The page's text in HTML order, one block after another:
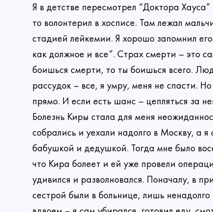
Я в детстве пересмотрел “Доктора
то волонтерил в хосписе. Там лежал
стадией лейкемии. Я хорошо запомнил
как должное и все”. Страх смерти – это
боишься смерти, то ты боишься всего.
рассудок – все, я умру, меня не спасти.
прямо. И если есть шанс – цепляться за
Болезнь Киры стала для меня
собрались и уехали надолго в Москву, а
бабушкой и дедушкой. Тогда мне было
что Кира болеет и ей уже провели
удивился и разволновался. Поначалу, в
сестрой были в больнице, лишь